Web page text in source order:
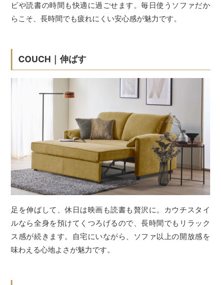
ビや読書の時間も快適に過ごせます。毎日使うソファだか
らこそ、長時間でも疲れにくい安心感が魅力です。
COUCH｜伸ばす
足を伸ばして、休日は映画も読書も贅沢に。カウチスタイ
ルなら全身を預けてくつろげるので、長時間でもリラック
ス感が続きます。自宅にいながら、ソファ以上の開放感を
味わえる心地よさが魅力です。